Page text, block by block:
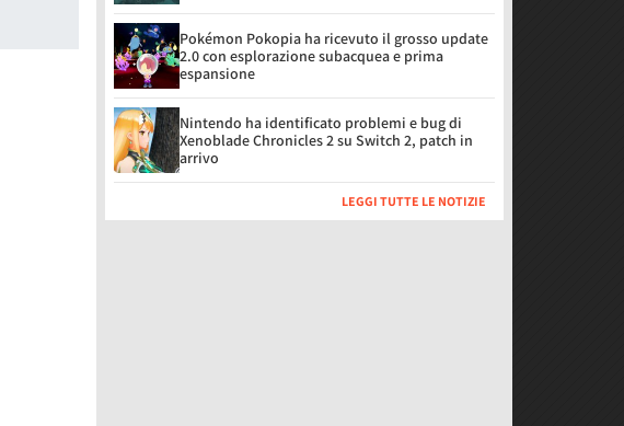
Pokémon Pokopia ha ricevuto il grosso update
2.0 con esplorazione subacquea e prima
espansione
Nintendo ha identificato problemi e bug di
Xenoblade Chronicles 2 su Switch 2, patch in
arrivo
LEGGI TUTTE LE NOTIZIE